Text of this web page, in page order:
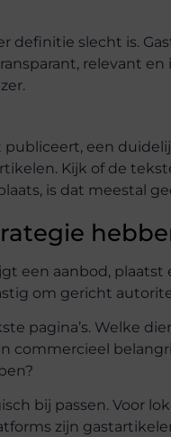
slecht is.
relevant
een
Kijk of de
is dat meestal
een aanbod,
om gericht
pagina’s. Welke
commercieel
bij passen. Voor
zijn